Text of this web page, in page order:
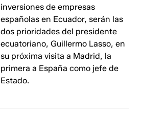
inversiones de empresas
españolas en Ecuador, serán las
dos prioridades del presidente
ecuatoriano, Guillermo Lasso, en
su próxima visita a Madrid, la
primera a España como jefe de
Estado.